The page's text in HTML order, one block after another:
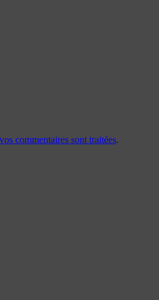
commentaires sont traitées.